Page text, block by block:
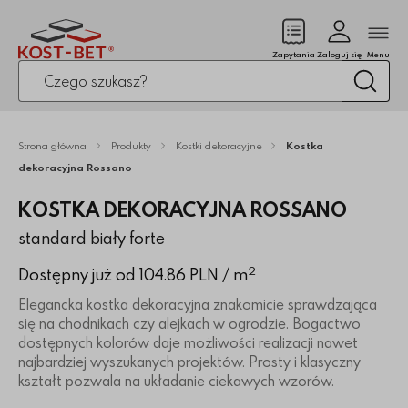
Po kliknięciu przycisku fraza zostanie wyszukana
Zapytania
(pusty)Zaloguj się Menu
Strona główna Produkty Kostki dekoracyjne
Kostka
dekoracyjna Rossano
KOSTKA DEKORACYJNA ROSSANO
standard biały forte
Dostępny już od 104.86 PLN / m2
Elegancka kostka dekoracyjna znakomicie sprawdzająca
się na chodnikach czy alejkach w ogrodzie. Bogactwo
dostępnych kolorów daje możliwości realizacji nawet
najbardziej wyszukanych projektów. Prosty i klasyczny
kształt pozwala na układanie ciekawych wzorów.